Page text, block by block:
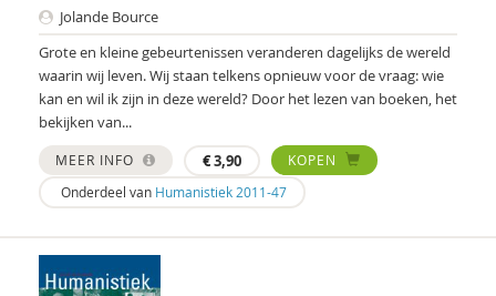
Dick Pels
Kevin Pijpers
Eesjen Ploeg
Heleen Pott
Jolande Bource
Grote en kleine gebeurtenissen veranderen dagelijks de wereld
waarin wij leven. Wij staan telkens opnieuw voor de vraag: wie
kan en wil ik zijn in deze wereld? Door het lezen van boeken, het
bekijken van...
MEER INFO €3,90
KOPEN
Onderdeel van Humanistiek 2011-47